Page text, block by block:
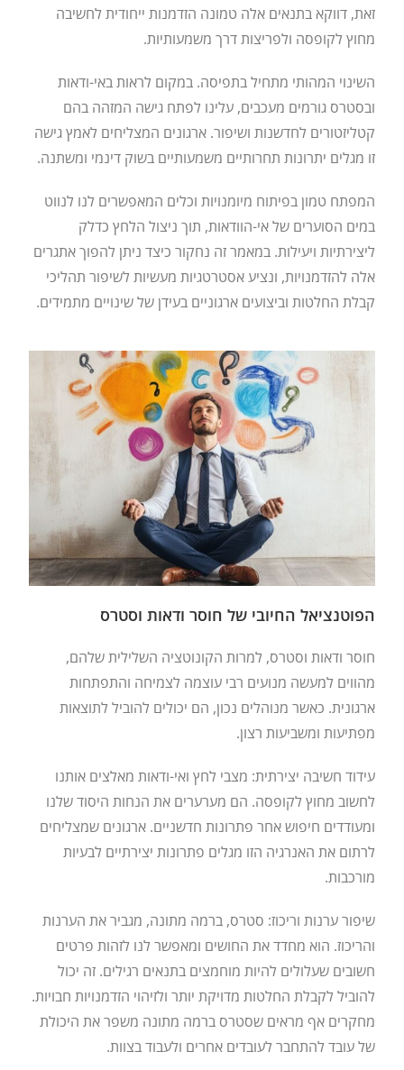
זאת, דווקא בתנאים אלה טמונה הזדמנות ייחודית לחשיבה
מחוץ לקופסה ולפריצות דרך משמעותיות.
השינוי המהותי מתחיל בתפיסה. במקום לראות באי-ודאות
ובסטרס גורמים מעכבים, עלינו לפתח גישה המזהה בהם
קטליזטורים לחדשנות ושיפור. ארגונים המצליחים לאמץ גישה
זו מגלים יתרונות תחרותיים משמעותיים בשוק דינמי ומשתנה.
המפתח טמון בפיתוח מיומנויות וכלים המאפשרים לנו לנווט
במים הסוערים של אי-הוודאות, תוך ניצול הלחץ כדלק
ליצירתיות ויעילות. במאמר זה נחקור כיצד ניתן להפוך אתגרים
אלה להזדמנויות, ונציע אסטרטגיות מעשיות לשיפור תהליכי
קבלת החלטות וביצועים ארגוניים בעידן של שינויים מתמידים.
הפוטנציאל החיובי של חוסר ודאות וסטרס
חוסר ודאות וסטרס, למרות הקונוטציה השלילית שלהם,
מהווים למעשה מנועים רבי עוצמה לצמיחה והתפתחות
ארגונית. כאשר מנוהלים נכון, הם יכולים להוביל לתוצאות
מפתיעות ומשביעות רצון.
עידוד חשיבה יצירתית: מצבי לחץ ואי-ודאות מאלצים אותנו
לחשוב מחוץ לקופסה. הם מערערים את הנחות היסוד שלנו
ומעודדים חיפוש אחר פתרונות חדשניים. ארגונים שמצליחים
לרתום את האנרגיה הזו מגלים פתרונות יצירתיים לבעיות
מורכבות.
שיפור ערנות וריכוז: סטרס, ברמה מתונה, מגביר את הערנות
והריכוז. הוא מחדד את החושים ומאפשר לנו לזהות פרטים
חשובים שעלולים להיות מוחמצים בתנאים רגילים. זה יכול
להוביל לקבלת החלטות מדויקת יותר ולזיהוי הזדמנויות חבויות.
מחקרים אף מראים שסטרס ברמה מתונה משפר את היכולת
של עובד להתחבר לעובדים אחרים ולעבוד בצוות.